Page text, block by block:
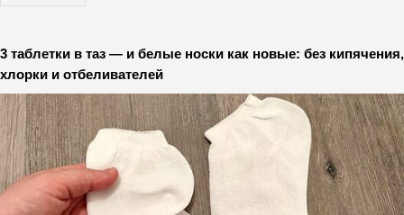
3 таблетки в таз — и белые носки как новые: без кипячения,
хлорки и отбеливателей